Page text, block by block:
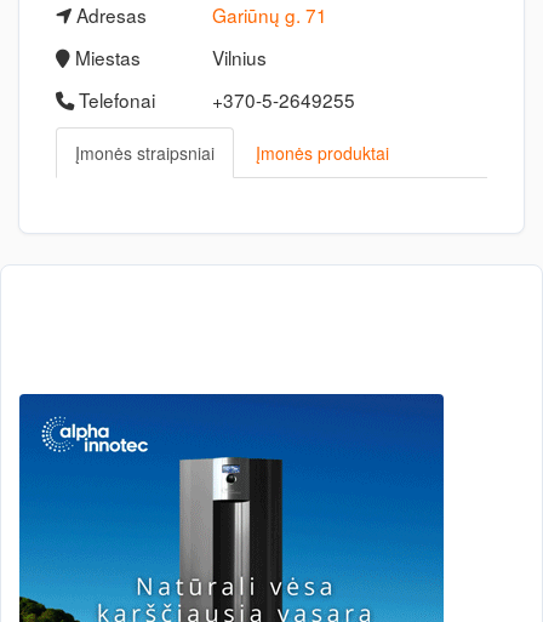
Adresas
Gariūnų g. 71
Miestas
Vilnius
Telefonai
+370-5-2649255
Įmonės straipsniai Įmonės produktai